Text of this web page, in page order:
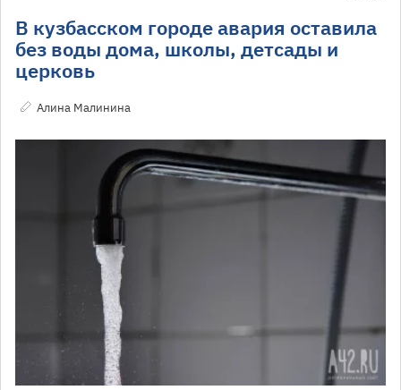
В кузбасском городе авария оставила
без воды дома, школы, детсады и
церковь
Алина Малинина